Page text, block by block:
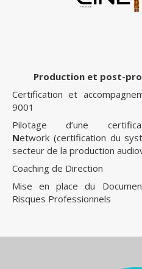
Production et post-
Certification et
9001
Pilotage d’une
Network (certification du
secteur de la production
Coaching de Direction
Mise en place du
Risques Professionnels